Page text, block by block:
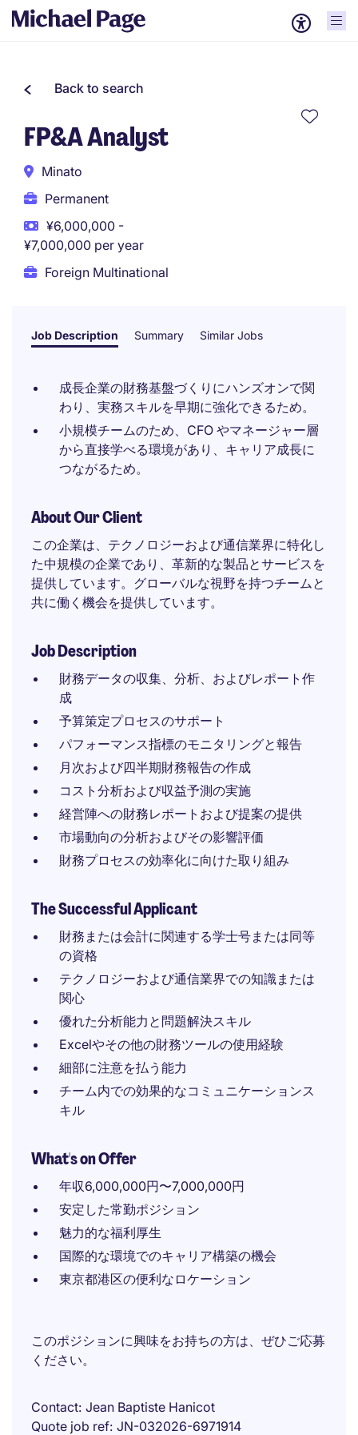
Back to search
FP&A Analyst
Minato
Permanent
¥6,000,000 -
¥7,000,000 per year
Foreign Multinational
Job Description Summary Similar Jobs
成長企業の財務基盤づくりにハンズオンで関
わり、実務スキルを早期に強化できるため。
小規模チームのため、CFO やマネージャー層
から直接学べる環境があり、キャリア成長に
つながるため。
About Our Client
この企業は、テクノロジーおよび通信業界に特化し
た中規模の企業であり、革新的な製品とサービスを
提供しています。グローバルな視野を持つチームと
共に働く機会を提供しています。
Job Description
財務データの収集、分析、およびレポート作
成
予算策定プロセスのサポート
パフォーマンス指標のモニタリングと報告
月次および四半期財務報告の作成
コスト分析および収益予測の実施
経営陣への財務レポートおよび提案の提供
市場動向の分析およびその影響評価
財務プロセスの効率化に向けた取り組み
The Successful Applicant
財務または会計に関連する学士号または同等
の資格
テクノロジーおよび通信業界での知識または
関心
優れた分析能力と問題解決スキル
Excelやその他の財務ツールの使用経験
細部に注意を払う能力
チーム内での効果的なコミュニケーションス
キル
What's on Offer
年収6,000,000円〜7,000,000円
安定した常勤ポジション
魅力的な福利厚生
国際的な環境でのキャリア構築の機会
東京都港区の便利なロケーション
このポジションに興味をお持ちの方は、ぜひご応募
ください。
Contact Jean Baptiste Hanicot
Quote job ref JN-032026-6971914